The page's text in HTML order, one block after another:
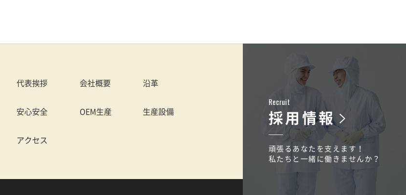
代表挨拶 会社概要 沿革
安心安全 OEM生産 生産設備
アクセス
Recruit
採用情報
頑張るあなたを支えます！
私たちと一緒に働きませんか？